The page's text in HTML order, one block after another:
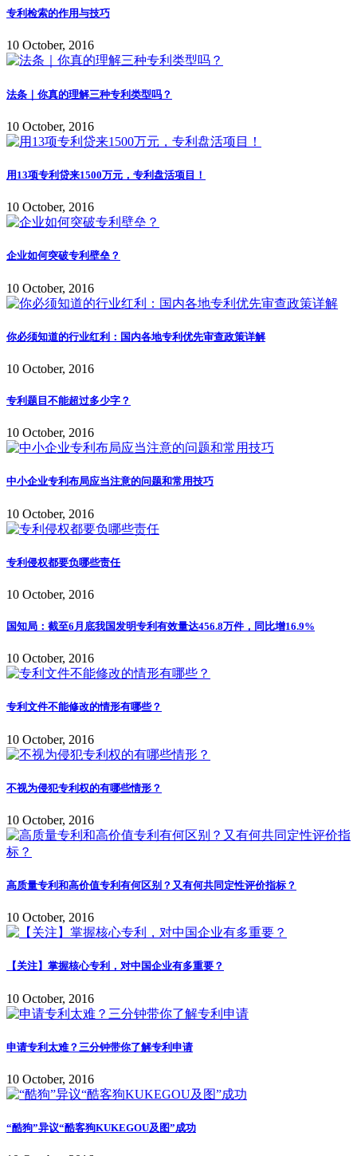
专利检索的作用与技巧
10 October, 2016
法条｜你真的理解三种专利类型吗？
10 October, 2016
用13项专利贷来1500万元，专利盘活项目！
10 October, 2016
企业如何突破专利壁垒？
10 October, 2016
你必须知道的行业红利：国内各地专利优先审查政策详解
10 October, 2016
专利题目不能超过多少字？
10 October, 2016
中小企业专利布局应当注意的问题和常用技巧
10 October, 2016
专利侵权都要负哪些责任
10 October, 2016
国知局：截至6月底我国发明专利有效量达456.8万件，同比增16.9%
10 October, 2016
专利文件不能修改的情形有哪些？
10 October, 2016
不视为侵犯专利权的有哪些情形？
10 October, 2016
高质量专利和高价值专利有何区别？又有何共同定性评价指标？
10 October, 2016
【关注】掌握核心专利，对中国企业有多重要？
10 October, 2016
申请专利太难？三分钟带你了解专利申请
10 October, 2016
“酷狗”异议“酷客狗KUKEGOU及图”成功